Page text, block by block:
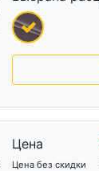
Цена
Цена без скидки